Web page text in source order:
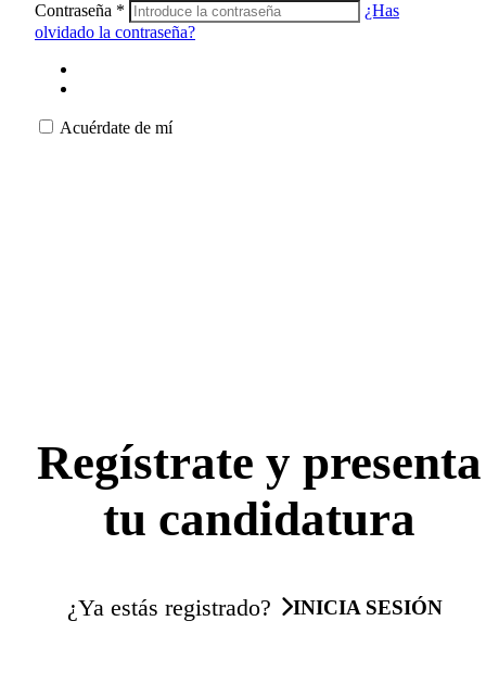
Contraseña *
¿Has
olvidado la contraseña?
Acuérdate de mí
Regístrate y presenta
tu candidatura
¿Ya estás registrado? INICIA SESIÓN